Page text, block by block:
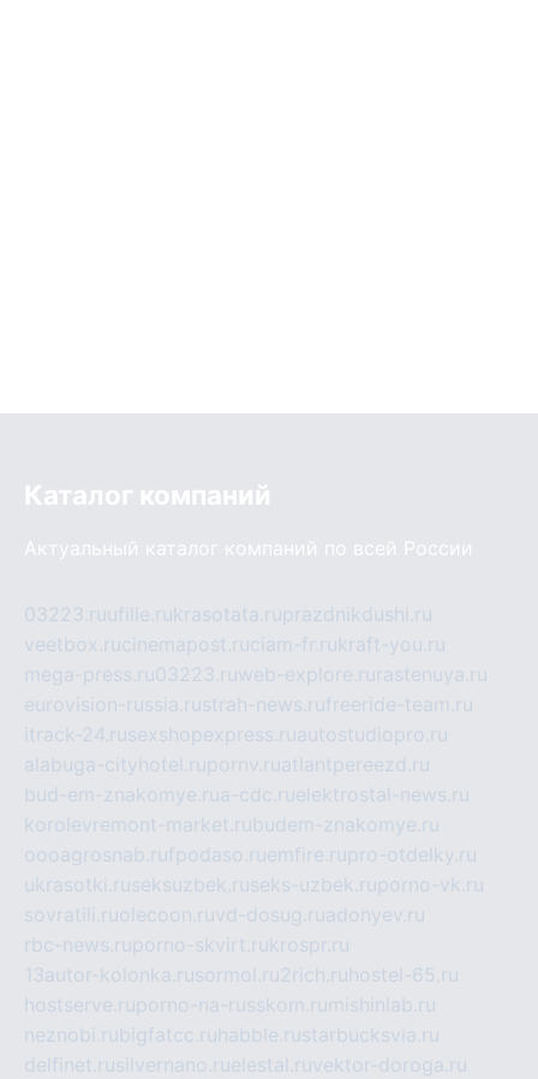
Каталог компаний
Актуальный каталог компаний по всей России
03223.ruufille.rukrasotata.ruprazdnikdushi.ru
veetbox.rucinemapost.ruciam-fr.rukraft-you.ru
mega-press.ru03223.ruweb-explore.ru rastenuya.ru
eurovision-russia.rustrah-news.rufreeride-team.ru
itrack-24.rusexshopexpress.ruautostudiopro.ru
alabuga-cityhotel.rupornv.ruatlantpereezd.ru
bud-em-znakomye.rua-cdc.ruelektrostal-news.ru
korolevremont-market.rubudem-znakomye.ru
oooagrosnab.rufpodaso.ruemfire.rupro-otdelky.ru
ukrasotki.ruseksuzbek.ruseks-uzbek.ruporno-vk.ru
sovratili.ruolecoon.ruvd-dosug.ruadonyev.ru
rbc-news.ruporno-skvirt.rukrospr.ru
13autor-kolonka.rusormol.ru2rich.ru hostel-65.ru
hostserve.ruporno-na-russkom.ru mishinlab.ru
neznobi.rubigfatcc.ru habble.rustarbucksvia.ru
delfinet.rusilvernano.ruelestal.ruvektor-doroga.ru